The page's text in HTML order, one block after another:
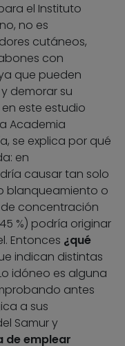
el Instituto
no es
cutáneos,
con
que pueden
demorar su
este estudio
Academia
se explica por qué
en
causar tan solo
blanqueamiento o
concentración
%) podría originar
Entonces ¿qué
indican distintas
idóneo es alguna
antes
a sus
Samur y
de emplear